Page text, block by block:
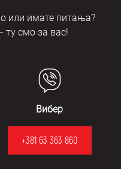
или имате питања?
ту смо за вас!
Вибер
+381 63 363 860